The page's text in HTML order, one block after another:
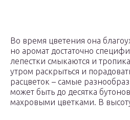
Во время цветения она
но аромат достаточно
лепестки смыкаются и
утром раскрыться и
расцветок – самые
может быть до десятка
махровыми цветками. В